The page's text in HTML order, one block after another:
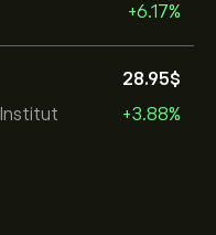
+6.17%
28.95‎$‎
+3.88%